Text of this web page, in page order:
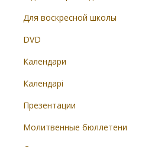
Для воскресной школы
DVD
Календари
Календарі
Презентации
Молитвенные бюллетени